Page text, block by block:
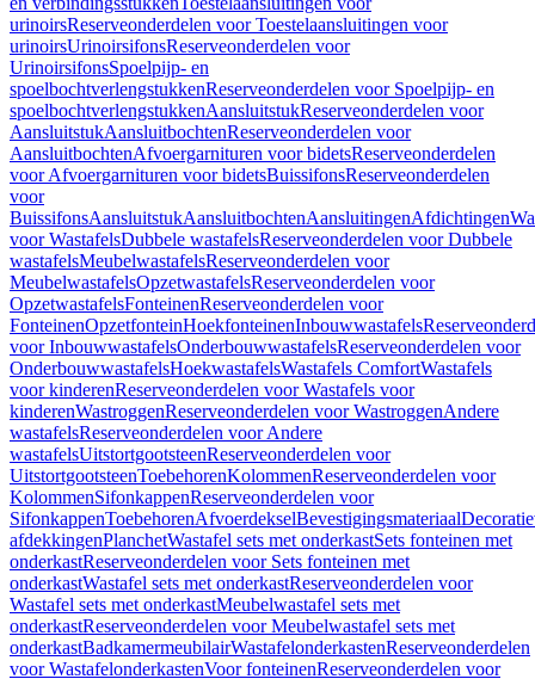
urinoirsReserveonderdelen voor Toestelaansluitingen voor
urinoirsUrinoirsifonsReserveonderdelen voor
UrinoirsifonsSpoelpijp- en
spoelbochtverlengstukkenReserveonderdelen voor Spoelpijp- en
spoelbochtverlengstukkenAansluitstukReserveonderdelen voor
AansluitstukAansluitbochtenReserveonderdelen voor
AansluitbochtenAfvoergarnituren voor bidetsReserveonderdelen
voor Afvoergarnituren voor bidetsBuissifonsReserveonderdelen
voor
BuissifonsAansluitstukAansluitbochtenAansluitingenAfdichtingen
voor WastafelsDubbele wastafelsReserveonderdelen voor Dubbele
wastafelsMeubelwastafelsReserveonderdelen voor
MeubelwastafelsOpzetwastafelsReserveonderdelen voor
OpzetwastafelsFonteinenReserveonderdelen voor
FonteinenOpzetfonteinHoekfonteinenInbouwwastafels
voor InbouwwastafelsOnderbouwwastafelsReserveonderdelen voor
OnderbouwwastafelsHoekwastafelsWastafels ComfortWastafels
voor kinderenReserveonderdelen voor Wastafels voor
kinderenWastroggenReserveonderdelen voor WastroggenAndere
wastafelsReserveonderdelen voor Andere
wastafelsUitstortgootsteenReserveonderdelen voor
UitstortgootsteenToebehorenKolommenReserveonderdelen voor
KolommenSifonkappenReserveonderdelen voor
SifonkappenToebehorenAfvoerdekselBevestigingsmateriaal
afdekkingenPlanchetWastafel sets met onderkastSets fonteinen met
onderkastReserveonderdelen voor Sets fonteinen met
onderkastWastafel sets met onderkastReserveonderdelen voor
Wastafel sets met onderkastMeubelwastafel sets met
onderkastReserveonderdelen voor Meubelwastafel sets met
onderkastBadkamermeubilairWastafelonderkastenReserveonderdelen
voor WastafelonderkastenVoor fonteinenReserveonderdelen voor